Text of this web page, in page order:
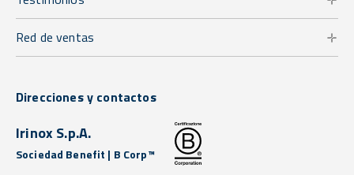
Red de ventas
Direcciones y contactos
Irinox S.p.A.
Sociedad Benefit | B Corp™